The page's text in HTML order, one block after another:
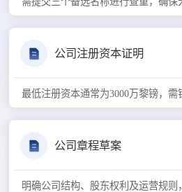
公司注册资本证明
最低注册资本通常为3000万黎镑，需
公司章程草案
明确公司结构、股东权利及运营规则